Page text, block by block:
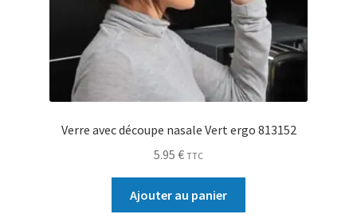
Verre avec découpe nasale Vert ergo 813152
5.95 € TTC
Ajouter au panier